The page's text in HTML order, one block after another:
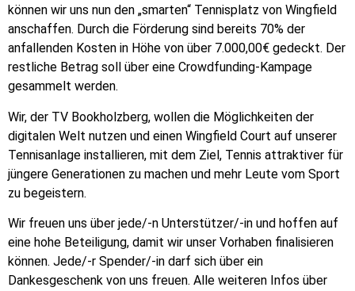
können wir uns nun den „smarten“ Tennisplatz von Wingfield
anschaffen. Durch die Förderung sind bereits 70% der
anfallenden Kosten in Höhe von über 7.000,00€ gedeckt. Der
restliche Betrag soll über eine Crowdfunding-Kampage
gesammelt werden.
Wir, der TV Bookholzberg, wollen die Möglichkeiten der
digitalen Welt nutzen und einen Wingfield Court auf unserer
Tennisanlage installieren, mit dem Ziel, Tennis attraktiver für
jüngere Generationen zu machen und mehr Leute vom Sport
zu begeistern.
Wir freuen uns über jede/-n Unterstützer/-in und hoffen auf
eine hohe Beteiligung, damit wir unser Vorhaben finalisieren
können. Jede/-r Spender/-in darf sich über ein
Dankesgeschenk von uns freuen. Alle weiteren Infos über